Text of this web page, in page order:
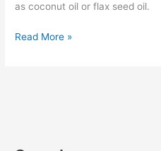
as coconut oil or flax seed oil.
Read More »